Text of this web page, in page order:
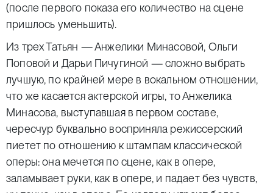
(после первого показа его количество на сцене
пришлось уменьшить).
Из трех Татьян — Анжелики Минасовой, Ольги
Поповой и Дарьи Пичугиной — сложно выбрать
лучшую, по крайней мере в вокальном отношении,
что же касается актерской игры, то Анжелика
Минасова, выступавшая в первом составе,
чересчур буквально восприняла режиссерский
пиетет по отношению к штампам классической
оперы: она мечется по сцене, как в опере,
заламывает руки, как в опере, и падает без чувств,